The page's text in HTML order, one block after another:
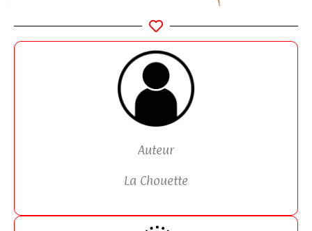
Auteur
La Chouette